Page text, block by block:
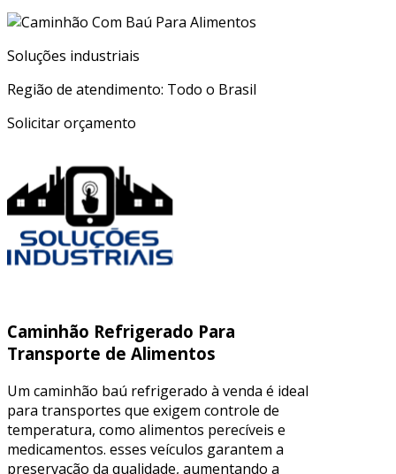
Soluções industriais
Região de atendimento: Todo o Brasil
Solicitar orçamento
Caminhão Refrigerado Para
Transporte de Alimentos
Um caminhão baú refrigerado à venda é ideal
para transportes que exigem controle de
temperatura, como alimentos perecíveis e
medicamentos. esses veículos garantem a
preservação da qualidade, aumentando a